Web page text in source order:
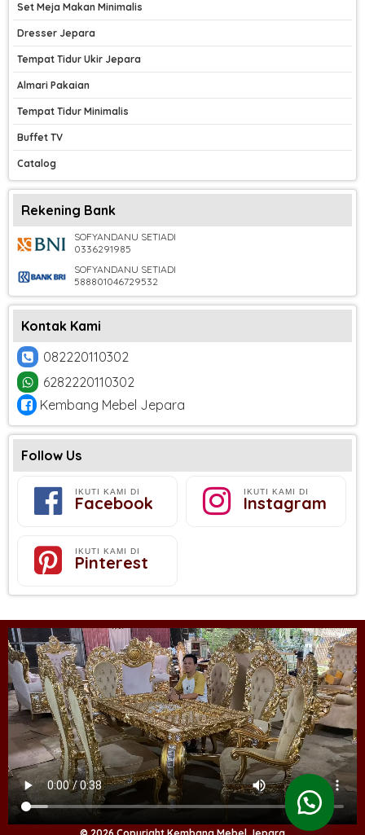
Set Meja Makan Minimalis
Dresser Jepara
Tempat Tidur Ukir Jepara
Almari Pakaian
Tempat Tidur Minimalis
Buffet TV
Catalog
Rekening Bank
SOFYANDANU SETIADI
0336291985
SOFYANDANU SETIADI
588801046729532
Kontak Kami
082220110302
6282220110302
Kembang Mebel Jepara
Follow Us
IKUTI KAMI DI
Facebook
IKUTI KAMI DI
Instagram
IKUTI KAMI DI
Pinterest